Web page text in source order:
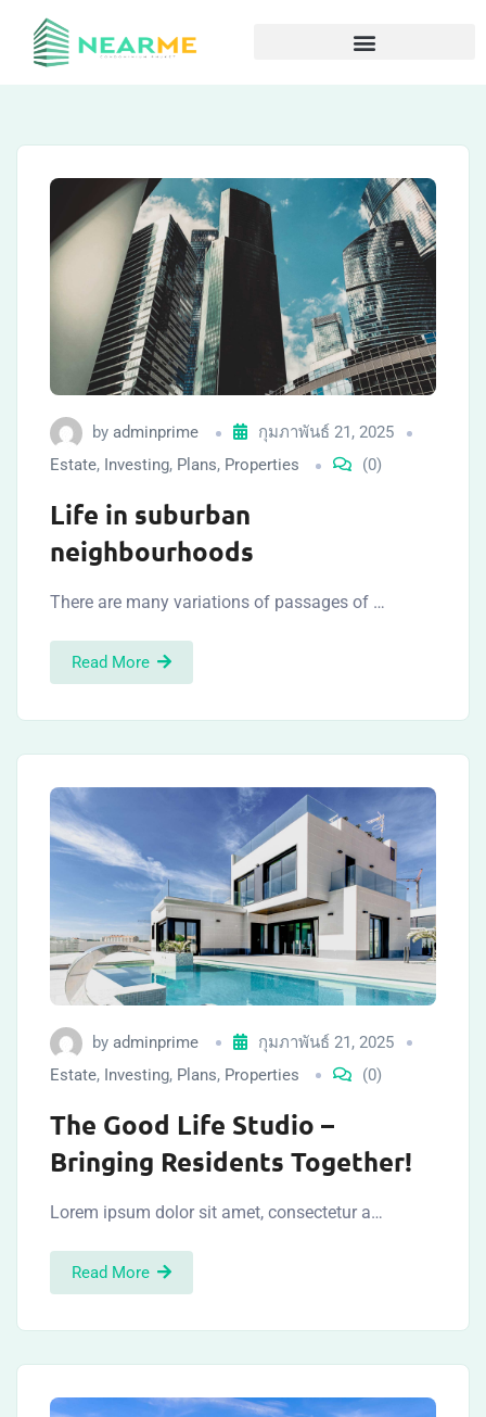
by adminprime
กุมภาพันธ์ 21, 2025
Estate, Investing, Plans, Properties (0)
Life in suburban
neighbourhoods
There are many variations of passages of …
Read More
by adminprime
กุมภาพันธ์ 21, 2025
Estate, Investing, Plans, Properties (0)
The Good Life Studio –
Bringing Residents Together!
Lorem ipsum dolor sit amet, consectetur a…
Read More